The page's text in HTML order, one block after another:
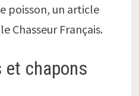
poisson, un article
Chasseur Français.
et chapons